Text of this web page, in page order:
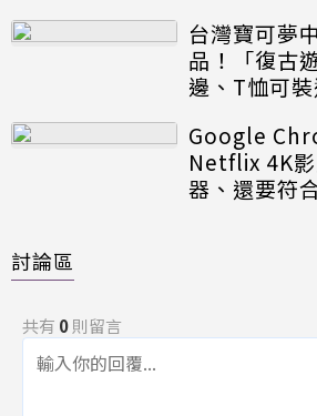
台灣寶可夢
品！「復古
邊、T恤可
Google
Netflix 4K
器、還要符
討論區
共有 0則留言